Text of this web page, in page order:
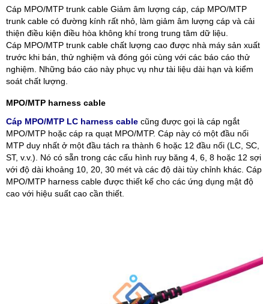
Cáp MPO/MTP trunk cable Giảm âm lượng cáp, cáp MPO/MTP
trunk cable có đường kính rất nhỏ, làm giảm âm lượng cáp và cải
thiện điều kiện điều hòa không khí trong trung tâm dữ liệu.
Cáp MPO/MTP trunk cable chất lượng cao được nhà máy sản xuất
trước khi bán, thử nghiệm và đóng gói cùng với các báo cáo thử
nghiệm. Những báo cáo này phục vụ như tài liệu dài hạn và kiểm
soát chất lượng.
MPO/MTP harness cable
Cáp MPO/MTP LC harness cable cũng được gọi là cáp ngắt
MPO/MTP hoặc cáp ra quạt MPO/MTP. Cáp này có một đầu nối
MTP duy nhất ở một đầu tách ra thành 6 hoặc 12 đầu nối (LC, SC,
ST, v.v.). Nó có sẵn trong các cấu hình ruy băng 4, 6, 8 hoặc 12 sợi
với độ dài khoảng 10, 20, 30 mét và các độ dài tùy chỉnh khác. Cáp
MPO/MTP harness cable được thiết kế cho các ứng dụng mật độ
cao với hiệu suất cao cần thiết.